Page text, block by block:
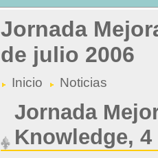
Jornada
de julio 2006
Inicio Noticias
Jornada
Knowledge,